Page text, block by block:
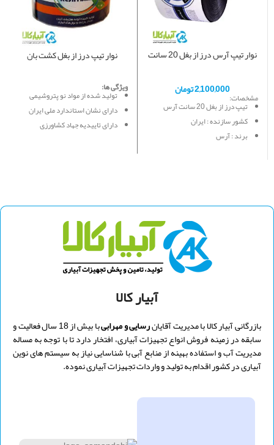
نوار تیپ آرس درز از بغل 20 سانت
2,100,000تومان
مشخصات:
تیپ درز از بغل 20 سانت آرس
کشور سازنده : ایران
برند : آرس
فشار کاری : 0.6 -1 بار
ساخته شده از مواد درجه یک
مقاومت در برابر نور خروشید و
سموم شیمیایی
نوار تیپ درز از بغل کشت بان
ویژگی ها:
تولید شده از مواد نو پتروشیمی
دارای نشان استاندارد ملی ایران
دارای تاییدیه جهاد کشاورزی
جهت خرید برند های دیگر
دوخت کلیک کنید
آبیار کالا
بازرگانی آبیار کالا با مدیریتآقایانرسایی ومهرابی با بیش از 18 سال فعالیت و
سابقه در زمینه فروش انواع تجهیزات آبیاری، افتخار دارد تا با توجه به مساله
مدیریت آب و استفاده بهینه از منابع آبی با شناسایی نیاز به سیستم های نوین
آبیاری در کشور اقدام به تولید و واردات تجهیزات آبیاری نموده.